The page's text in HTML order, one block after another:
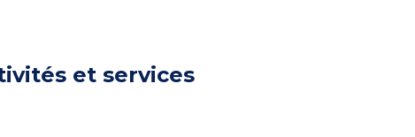
et services